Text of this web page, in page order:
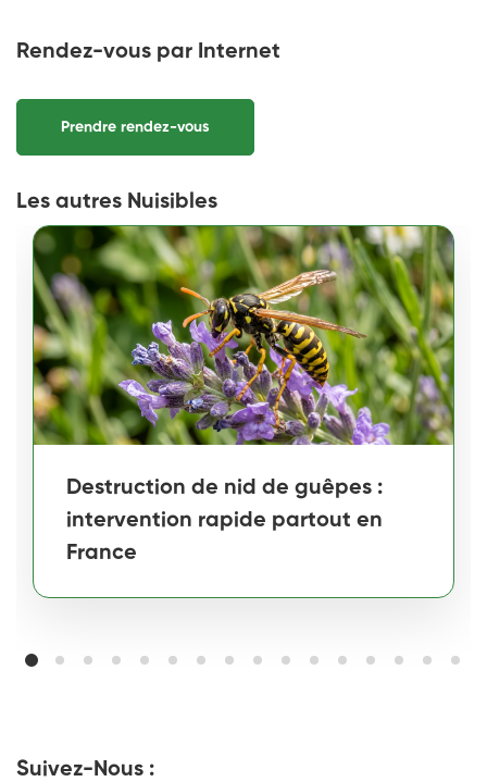
Rendez-vous par Internet
Prendre rendez-vous
Les autres Nuisibles
Destruction de nid de guêpes :
intervention rapide partout en
France
Suivez-Nous :